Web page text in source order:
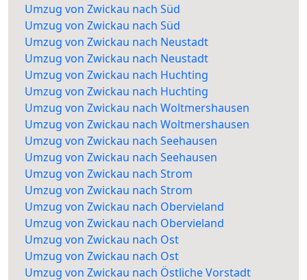
Umzug von Zwickau nach Süd
Umzug von Zwickau nach Süd
Umzug von Zwickau nach Neustadt
Umzug von Zwickau nach Neustadt
Umzug von Zwickau nach Huchting
Umzug von Zwickau nach Huchting
Umzug von Zwickau nach Woltmershausen
Umzug von Zwickau nach Woltmershausen
Umzug von Zwickau nach Seehausen
Umzug von Zwickau nach Seehausen
Umzug von Zwickau nach Strom
Umzug von Zwickau nach Strom
Umzug von Zwickau nach Obervieland
Umzug von Zwickau nach Obervieland
Umzug von Zwickau nach Ost
Umzug von Zwickau nach Ost
Umzug von Zwickau nach Östliche Vorstadt